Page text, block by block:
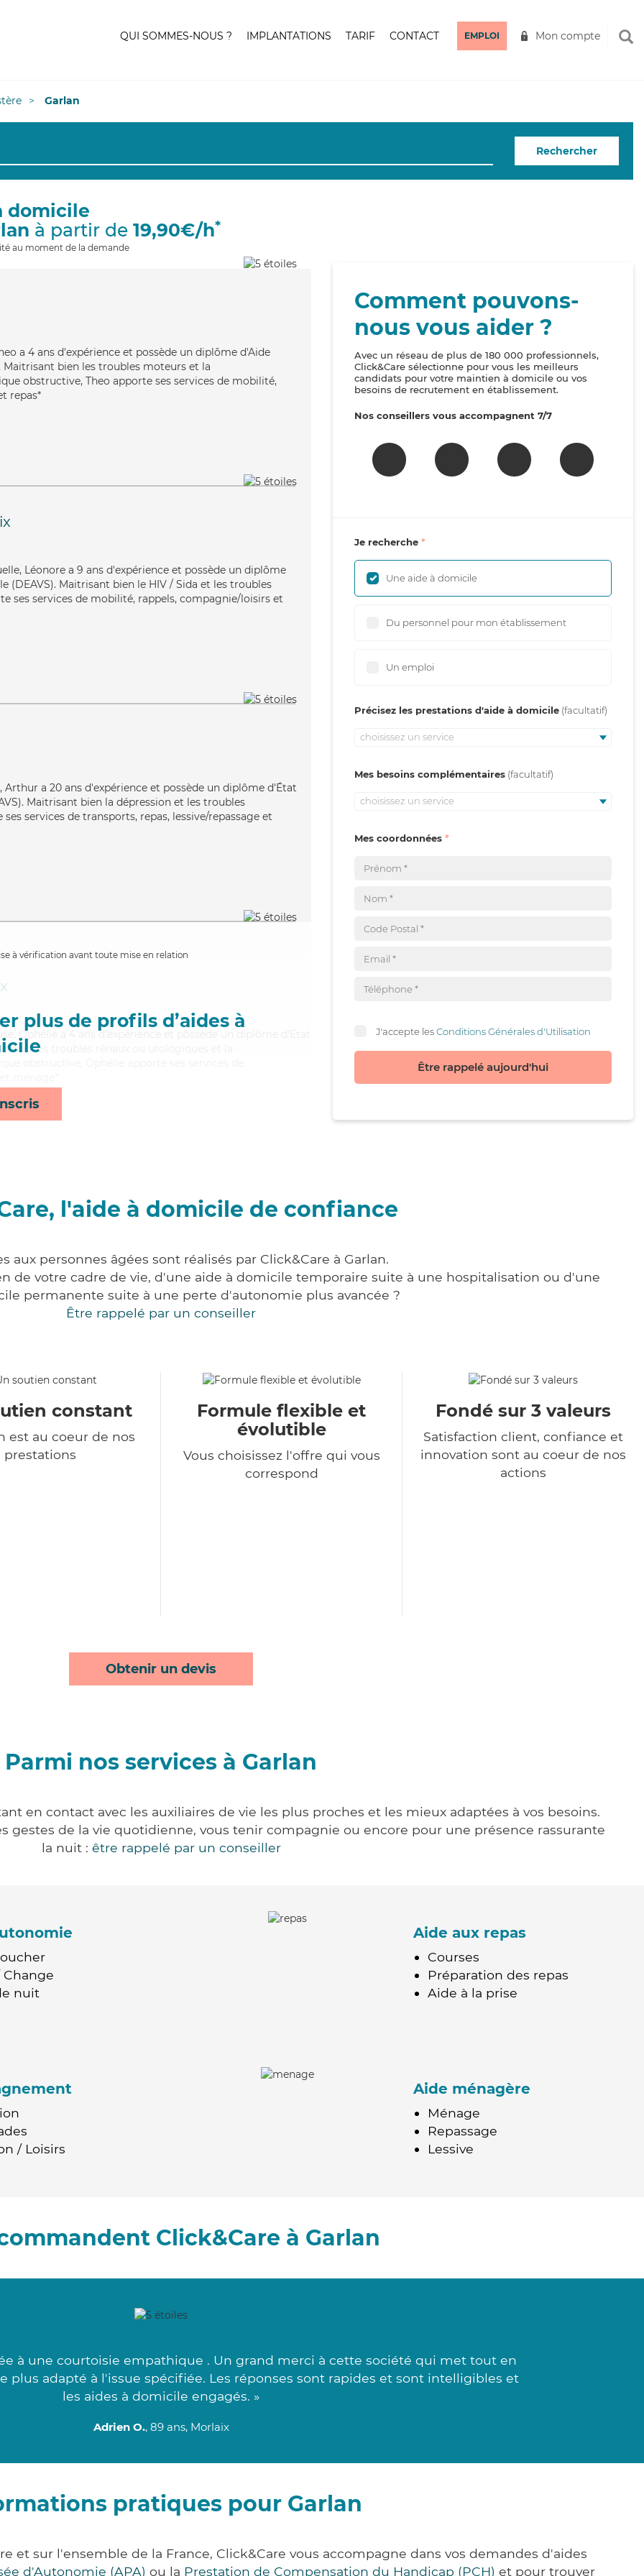
QUI SOMMES-NOUS ? IMPLANTATIONS TARIF CONTACT EMPLOI Mon compte
Garlan
Rechercher
domicile
à partir de 19,90€/h*
au moment de la demande
a 4 ans d'expérience et possède un diplôme d'Aide
Maitrisant bien les troubles moteurs et la
obstructive, Theo apporte ses services de mobilité,
repas*
Léonore a 9 ans d'expérience et possède un diplôme
(DEAVS). Maitrisant bien le HIV / Sida et les troubles
ses services de mobilité, rappels, compagnie/loisirs et
a 20 ans d'expérience et possède un diplôme d'État
Maitrisant bien la dépression et les troubles
services de transports, repas, lessive/repassage et
à vérification avant toute mise en relation
plus de profils d’aides à
Ophélie a 4 ans d'expérience et possède un diplôme d'Etat
bien les troubles rénaux ou urologiques et la
Comment pouvons-
nous vous aider ?
Avec un réseau de plus de 180 000 professionnels,
Click&Care sélectionne pour vous les meilleurs
candidats pour votre maintien à domicile ou vos
besoins de recrutement en établissement.
Nos conseillers vous accompagnent 7/7
Je recherche
Une aide à domicile
Du personnel pour mon établissement
Un emploi
Précisez les prestations d'aide à domicile
choisissez un service
Mes besoins complémentaires
choisissez un service
Mes coordonnées
J'accepte lesConditions Générales d'Utilisation
Être rappelé aujourd'hui
l'aide à domicile de confiance
aux personnes âgées sont réalisés par Click&Care à Garlan.
de votre cadre de vie, d'une aide à domicile temporaire suite à une hospitalisation ou d'une
permanente suite à une perte d'autonomie plus avancée ?
Être rappelé par un conseiller
constant
est au coeur de nos
prestations
Formule flexible et
évolutible
Vous choisissez l'offre qui vous
correspond
Fondé sur 3 valeurs
Satisfaction client, confiance et
innovation sont au coeur de nos
actions
Obtenir un devis
Parmi nos services à Garlan
en contact avec les auxiliaires de vie les plus proches et les mieux adaptées à vos besoins.
gestes de la vie quotidienne, vous tenir compagnie ou encore pour une présence rassurante
la nuit : être rappelé par un conseiller
nuit
Aide aux repas
Courses
Préparation des repas
Aide à la prise
/ Loisirs
Aide ménagère
Ménage
Repassage
Lessive
Click&Care à Garlan
à une courtoisie empathique . Un grand merci à cette société qui met tout en
plus adapté à l'issue spécifiée. Les réponses sont rapides et sont intelligibles et
les aides à domicile engagés. »
Adrien O., 89 ans, Morlaix
pratiques pour Garlan
et sur l'ensemble de la France, Click&Care vous accompagne dans vos demandes d'aides
d'Autonomie (APA) ou la Prestation de Compensation du Handicap (PCH) et pour trouver